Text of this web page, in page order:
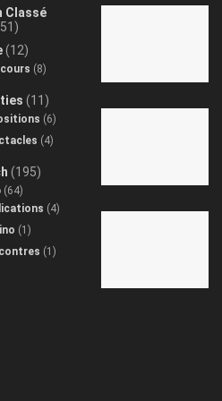
Classé
(12)
(8)
(11)
(6)
(4)
(195)
(64)
(4)
(1)
(1)